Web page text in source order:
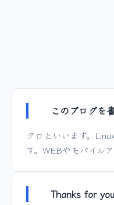
このブログを
クロといいます。
す。WEBやモバイル
Thanks for